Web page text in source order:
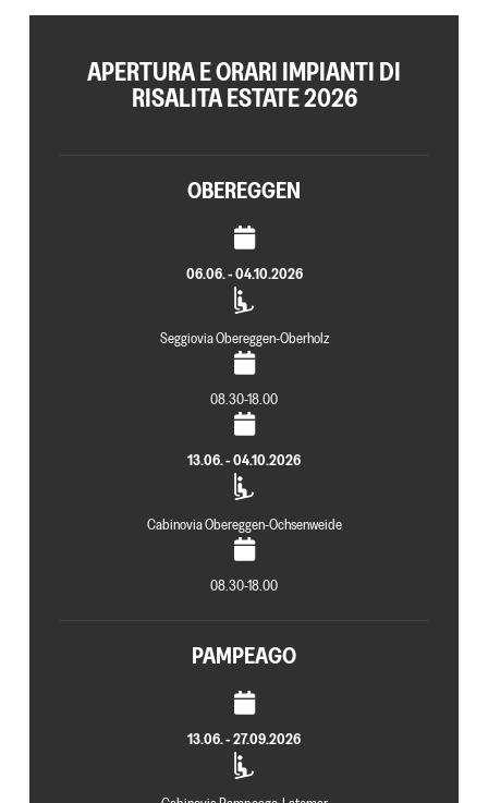
APERTURA E ORARI IMPIANTI DI
RISALITA ESTATE 2026
OBEREGGEN
06.06. - 04.10.2026
Seggiovia Obereggen-Oberholz
08.30-18.00
13.06. - 04.10.2026
Cabinovia Obereggen-Ochsenweide
08.30-18.00
PAMPEAGO
13.06. - 27.09.2026